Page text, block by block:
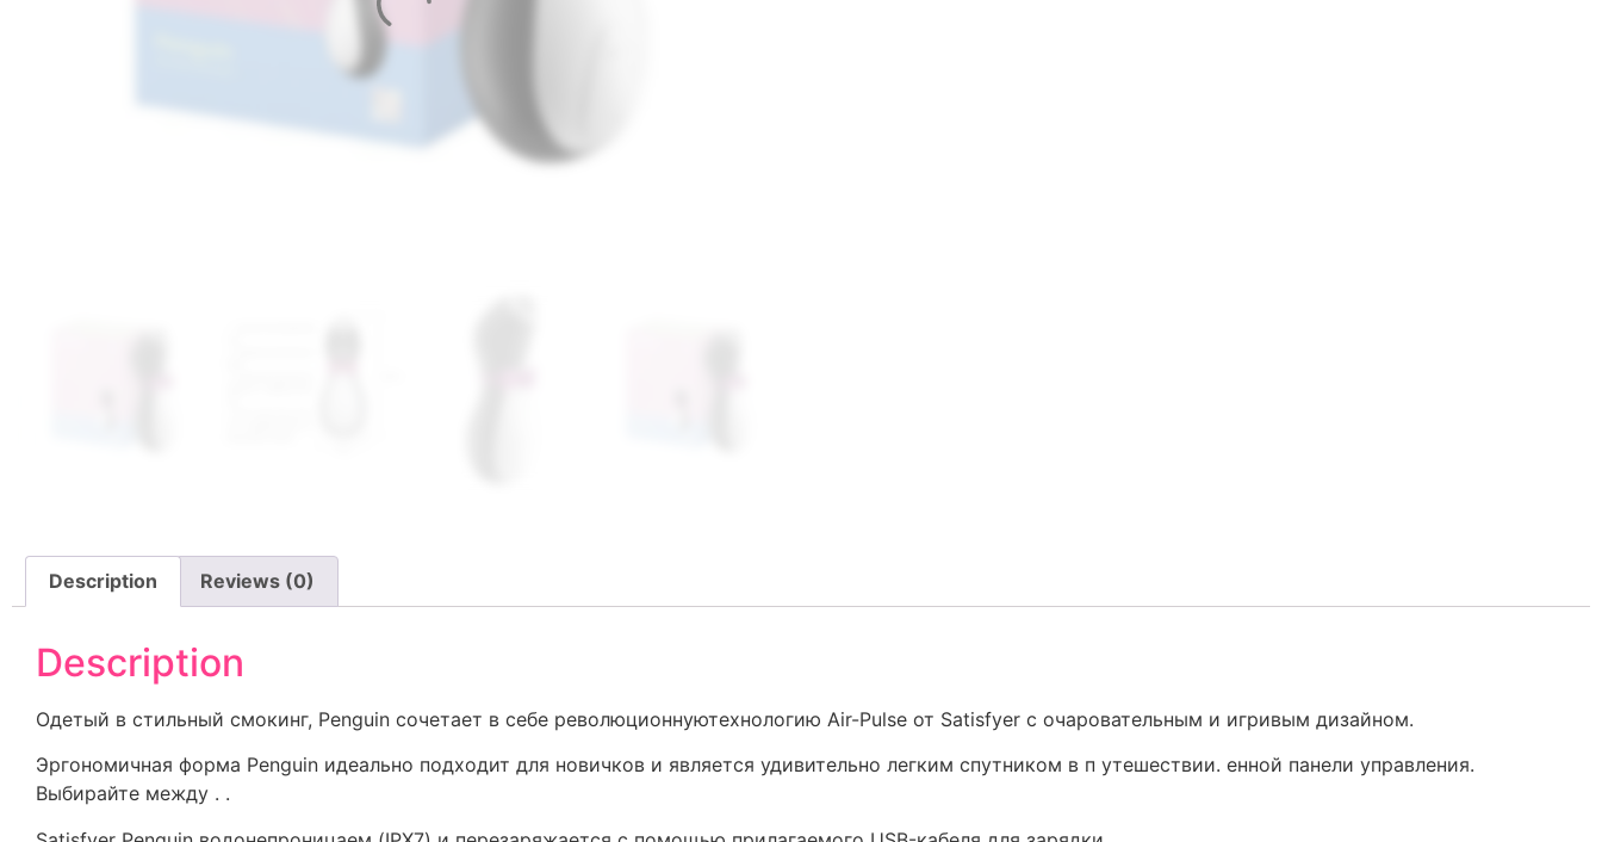
Description Reviews (0)
Description
Одетый в стильный смокинг, Penguin сочетает в себе революционнуютехнологию Air-Pulse от Satisfyer с очаровательным и игривым дизайном.
Эргономичная форма Penguin идеально подходит для новичков и является удивительно легким спутником в п утешествии. енной панели управления.
Выбирайте между . .